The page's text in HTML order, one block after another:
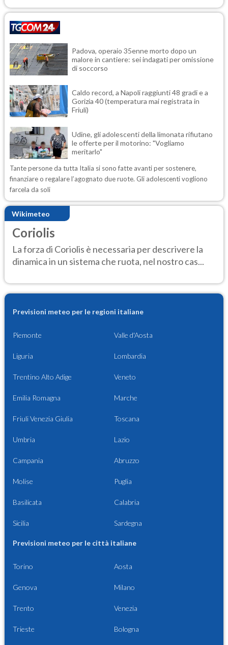
Padova, operaio 35enne morto dopo un
malore in cantiere: sei indagati per omissione
di soccorso
Caldo record, a Napoli raggiunti 48 gradi e a
Gorizia 40 (temperatura mai registrata in
Friuli)
Udine, gli adolescenti della limonata rifiutano
le offerte per il motorino: "Vogliamo
meritarlo"
Tante persone da tutta Italia si sono fatte avanti per sostenere,
finanziare o regalare l’agognato due ruote. Gli adolescenti vogliono
farcela da soli
Wikimeteo
Coriolis
La forza di Coriolis è necessaria per descrivere la
dinamica in un sistema che ruota, nel nostro cas...
Previsioni meteo per le regioni italiane
Piemonte Valle d'Aosta
Liguria Lombardia
Trentino Alto Adige Veneto
Emilia Romagna Marche
Friuli Venezia Giulia Toscana
Umbria Lazio
Campania Abruzzo
Molise Puglia
Basilicata Calabria
Sicilia Sardegna
Previsioni meteo per le città italiane
Torino Aosta
Genova Milano
Trento Venezia
Trieste Bologna